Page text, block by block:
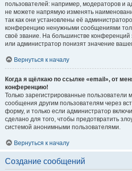
пользователей: например, модераторов и
не можете напрямую изменять
так как они установлены её
конференцию ненужными сообщениями
своё звание. На большинстве
или администратор понизят значение
Вернуться к началу
Когда я щёлкаю по ссылке «email», от
конференцию!
Только зарегистрированные пользователи
сообщения другим пользователям через
форму, и только если администратор
сделано для того, чтобы предотвратить
системой анонимными пользователями.
Вернуться к началу
Создание сообщений